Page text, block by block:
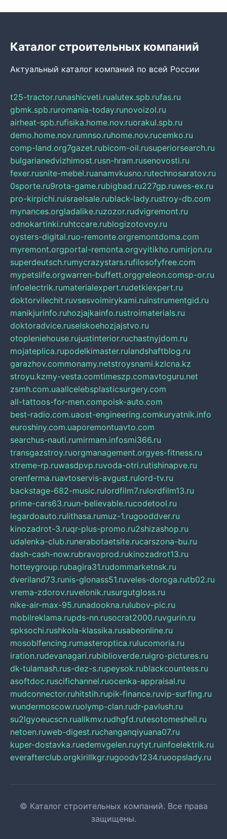
Каталог строительных компаний
Актуальный каталог компаний по всей России
t25-tractor.runashicveti.rualutex.spb.rufas.ru
gbmk.spb.ruromania-today.runovoizol.ru
airheat-spb.rufisika.home.nov.ruorakul.spb.ru
demo.home.nov.rumnso.ruhome.nov.rucemko.ru
comp-land.org7gazet.rubicom-oil.rusuperiorsearch.ru
bulgarianedvizhimost.rusn-hram.rusenovosti.ru
fexer.rusnite-mebel.ruanamvkusno.rutechnosaratov.ru
0sporte.ru9rota-game.rubigbad.ru227gp.ruwes-ex.ru
pro-kirpichi.ruisraelsale.rublack-lady.rustroy-db.com
mynances.orgladalike.ruzozor.rudvigremont.ru
odnokartinki.ruhtccare.rublogizotovoy.ru
oysters-digital.ruo-remonte.orgremontdoma.com
myremont.orgportal-remonta.orgvyitikho.rumirjon.ru
superdeutsch.rumycrazystars.rufilosofyfree.com
mypetslife.orgwarren-buffett.orggreleon.comsp-or.ru
infoelectrik.rumaterialexpert.rudetkiexpert.ru
doktorvilechit.ruvsesvoimirykami.ruinstrumentgid.ru
manikjurinfo.ruhozjajkainfo.rustroimaterials.ru
doktoradvice.ruselskoehozjajstvo.ru
otopleniehouse.rujustinterior.ruchastnyjdom.ru
mojateplica.rupodelkimaster.rulandshaftblog.ru
garazhov.commonamy.netstroysnami.kzlcna.kz
stroyu.kzmy-vesta.comtimeszp.comavtoguru.net
zsmh.com.uaallcelebsplasticsurgery.com
all-tattoos-for-men.compoisk-auto.com
best-radio.com.uaost-engineering.comkuryatnik.info
euroshiny.com.uaporemontuavto.com
searchus-nauti.rumirmam.infosmi366.ru
transgazstroy.ruorgmanagement.orgyes-fitness.ru
xtreme-rp.ruwasdpvp.ruvoda-otri.rutishinapve.ru
orenferma.ruavtoservis-avgust.rulord-tv.ru
backstage-682-music.rulordfilm7.rulordfilm13.ru
prime-cars63.ruun-believable.rucodetool.ru
legardoauto.rulithasa.rumuz-1.rugooddver.ru
kinozadrot-3.ruqr-plus-promo.ru2shizashop.ru
udalenka-club.runerabotaetsite.rucarszona-bu.ru
dash-cash-now.rubravoprod.rukinozadrot13.ru
hotteygroup.rubagira31.rudommarketnsk.ru
dveriland73.runis-glonass51.ruveles-doroga.rutb02.ru
vrema-zdorov.ruvelonik.rusurgutgloss.ru
nike-air-max-95.runadookna.rulubov-pic.ru
mobilreklama.rupds-nn.rusocrat2000.ruvgurin.ru
spksochi.rushkola-klassika.rusabeonline.ru
mosoblfencing.rumasteroptica.rulucomoria.ru
iration.rudevanagari.rubiblioverde.ruigro-pictures.ru
dk-tulamash.rus-dez-s.rupeysok.rublackcountess.ru
asoftdoc.ruscifichannel.ruocenka-appraisal.ru
mudconnector.ruhitstih.rupik-finance.ruvip-surfing.ru
wundermoscow.ruolymp-clan.rudr-pavlush.ru
su2lgyoeucscn.ruallkmv.rudhgfd.rutesotomeshell.ru
netoen.ruweb-digest.ruchanganqiyuana07.ru
kuper-dostavka.ruedemvgelen.ruytyt.ruinfoelektrik.ru
everafterclub.orgkirillkgr.rugoodv1234.ruoopslady.ru
© Каталог строительных компаний. Все права
защищены.